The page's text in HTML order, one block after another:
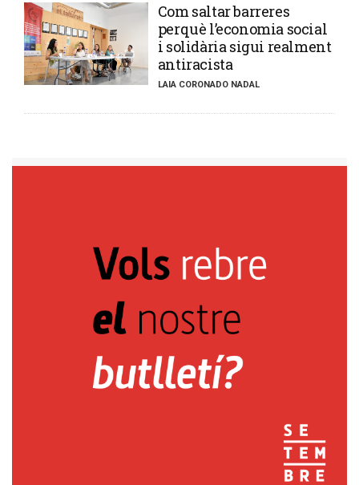
​Com saltar barreres
perquè l’economia social
i solidària sigui realment
antiracista
LAIA CORONADO NADAL